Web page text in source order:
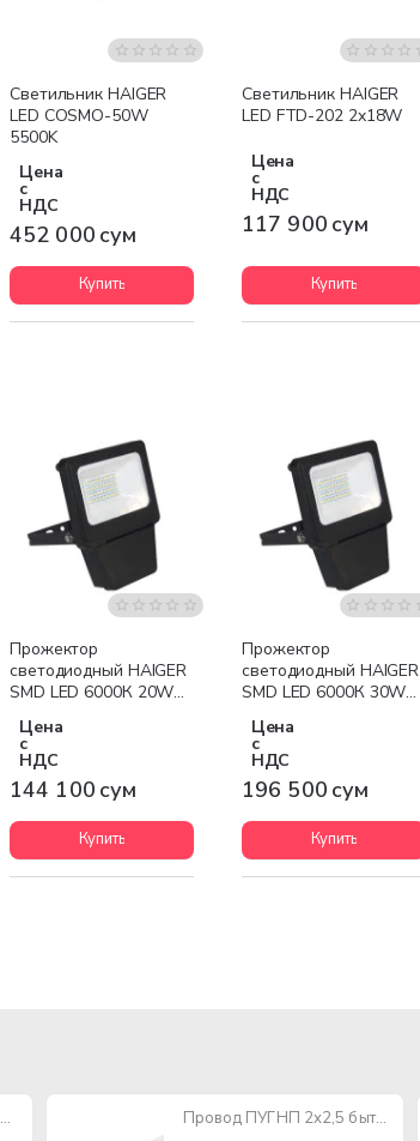
Светильник HAIGER
LED COSMO-50W
5500K
Цена
с
НДС
452 000 сум
Купить
Светильник HAIGER
LED FTD-202 2x18W
Цена
с
НДС
117 900 сум
Купить
Прожектор
светодиодный HAIGER
SMD LED 6000К 20W
Цена
с
НДС
144 100 сум
Купить
Прожектор
светодиодный HAIGER
SMD LED 6000К 30W
Цена
с
НДС
196 500 сум
Купить
Перфоратор MAKITA HR2470 780W SDS-Plus Провод ПУГНП 2х2,5 бытового назначения (многожильный)